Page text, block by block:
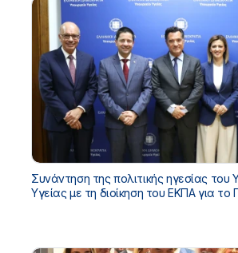
Συνάντηση της πολιτικής ηγεσίας του
Υγείας με τη διοίκηση του ΕΚΠΑ για το